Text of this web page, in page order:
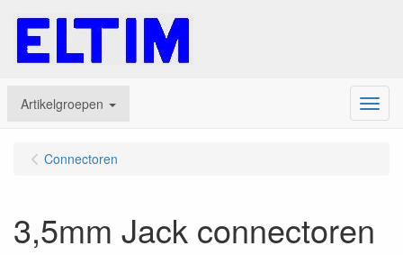
Artikelgroepen Menu
Connectoren
3,5mm Jack connectoren